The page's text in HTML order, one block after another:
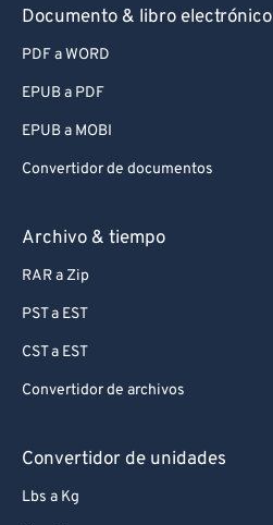
Documento & libro electrónico
PDF a WORD
EPUB a PDF
EPUB a MOBI
Convertidor de documentos
Archivo & tiempo
RAR a Zip
PST a EST
CST a EST
Convertidor de archivos
Convertidor de unidades
Lbs a Kg